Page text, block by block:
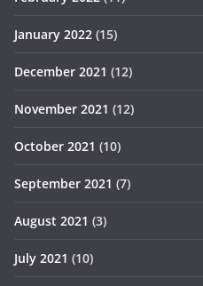
January 2022 (15)
December 2021 (12)
November 2021 (12)
October 2021 (10)
September 2021 (7)
August 2021 (3)
July 2021 (10)